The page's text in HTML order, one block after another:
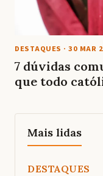
DESTAQUES · 30 MAR
7 dúvidas
que todo
Mais lidas
DESTAQUES